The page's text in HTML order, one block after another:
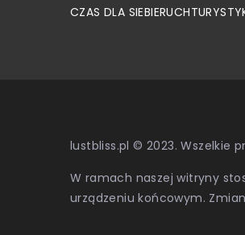
CZAS DLA SIEBIERUCH
lustbliss.pl © 2023. Wszelkie
W ramach naszej witryny
urządzeniu końcowym.